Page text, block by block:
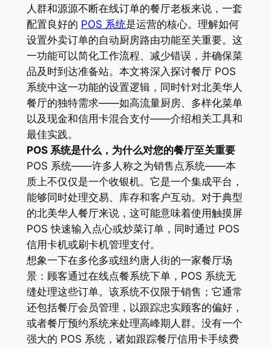
人群和源源不断在线订单的餐厅老板来说，一套
配置良好的 POS 系统是运营的核心。理解如何
设置外卖订单的自动厨房路由功能至关重要。这
一功能可以简化工作流程、减少错误，并确保菜
品及时到达准备站。本文将深入探讨餐厅 POS
系统中这一功能的设置逻辑，同时针对北美华人
餐厅的独特需求——如高流量厨房、多样化菜单
以及现金和信用卡混合支付——介绍相关工具和
最佳实践。
POS 系统是什么，为什么对您的餐厅至关重要
POS 系统——许多人称之为销售点系统——本
质上不仅仅是一个收银机。它是一个集成平台，
能够同时处理交易、库存和客户互动。对于典型
的北美华人餐厅来说，这可能意味着使用触摸屏
POS 快速输入点心或炒菜订单，同时通过 POS
信用卡机或刷卡机管理支付。
想象一下在多伦多或纽约唐人街的一家餐厅场
景：顾客通过在线点餐系统下单，POS 系统无
缝处理这些订单。该系统不仅限于销售；它通常
还包括餐厅会员管理，以跟踪忠实顾客的偏好，
或者餐厅预约系统来处理高峰期人群。没有一个
强大的 POS 系统，诸如跟踪餐厅信用卡手续费